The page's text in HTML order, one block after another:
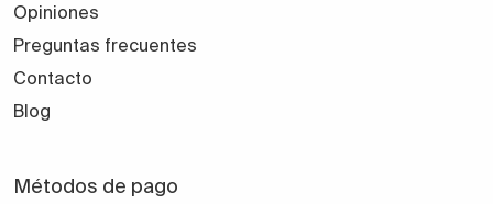
Opiniones
Preguntas frecuentes
Contacto
Blog
Métodos de pago